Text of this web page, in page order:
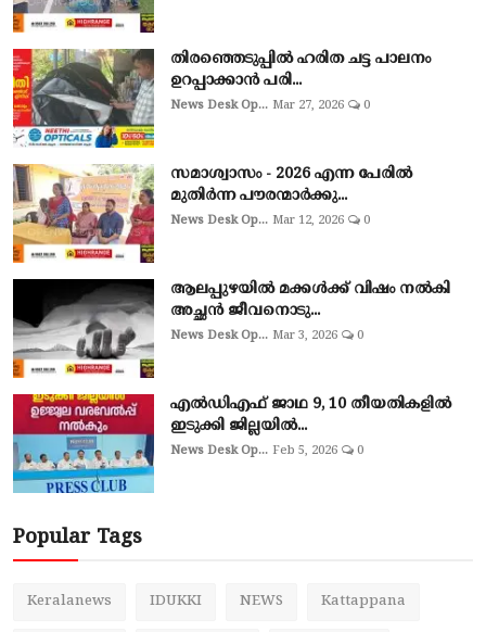
തിരഞ്ഞെടുപ്പില്‍ ഹരിത ചട്ട പാലനം
ഉറപ്പാക്കാന്‍ പരി...
News Desk Op... Mar 27, 2026 0
സമാശ്വാസം - 2026 എന്ന പേരിൽ
മുതിർന്ന പൗരന്മാർക്കു...
News Desk Op... Mar 12, 2026 0
ആലപ്പുഴയില്‍ മക്കള്‍ക്ക് വിഷം നല്‍കി
അച്ഛൻ ജീവനൊടു...
News Desk Op... Mar 3, 2026 0
എല്‍ഡിഎഫ് ജാഥ 9, 10 തീയതികളില്‍
ഇടുക്കി ജില്ലയില്‍...
News Desk Op... Feb 5, 2026 0
Popular Tags
Keralanews IDUKKI NEWS Kattappana